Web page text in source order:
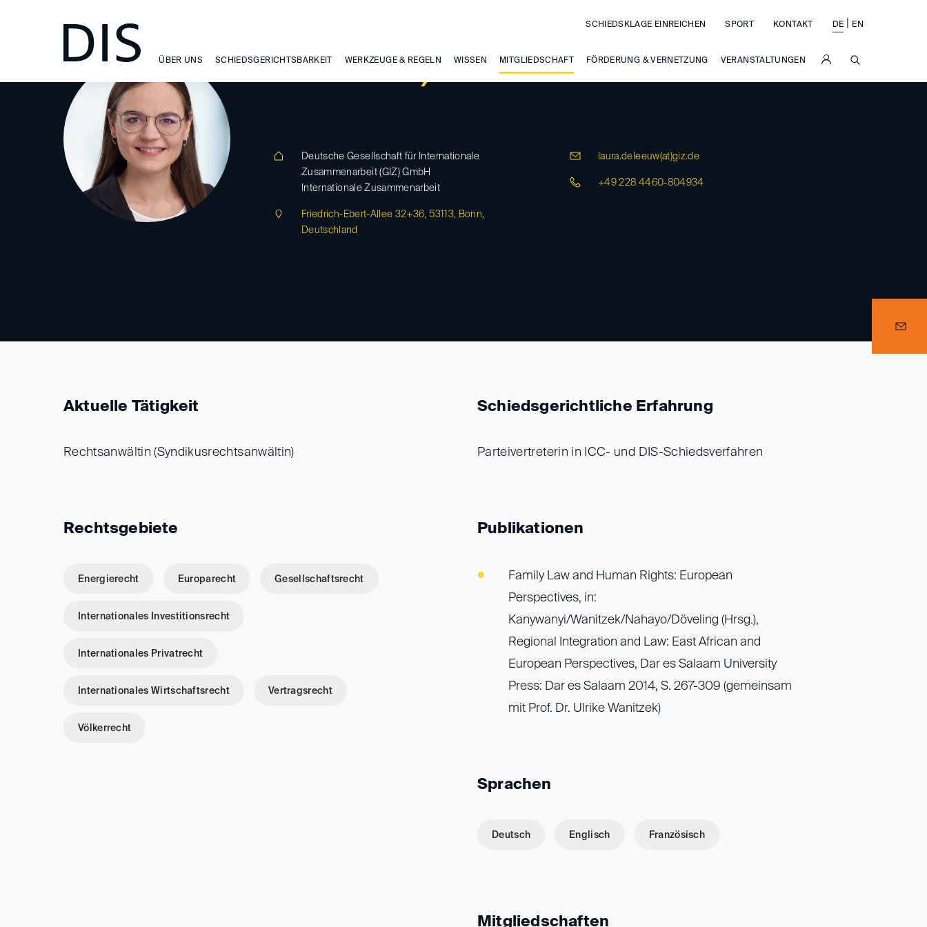
ÜBER UNS SCHIEDSGERICHTSBARKEIT WERKZEUGE & REGELN WISSEN MITGLIEDSCHAFT FÖRDERUNG & VERNETZUNG VERANSTALTUNGEN
SCHIEDSKLAGE EINREICHEN SPORT KONTAKT DE EN
de Leeuw, Laura
Deutsche Gesellschaft für Internationale
Zusammenarbeit (GIZ) GmbH
Internationale Zusammenarbeit
Friedrich-Ebert-Allee 32+36, 53113, Bonn,
Deutschland
laura.deleeuw(at)giz.de
+49 228 4460-804934
Aktuelle Tätigkeit
Rechtsanwältin (Syndikusrechtsanwältin)
Rechtsgebiete
Energierecht Europarecht Gesellschaftsrecht
Internationales Investitionsrecht
Internationales Privatrecht
Internationales Wirtschaftsrecht Vertragsrecht
Völkerrecht
Schiedsgerichtliche Erfahrung
Parteivertreterin in ICC- und DIS-Schiedsverfahren
Publikationen
Family Law and Human Rights: European
Perspectives, in:
Kanywanyi/Wanitzek/Nahayo/Döveling (Hrsg.),
Regional Integration and Law: East African and
European Perspectives, Dar es Salaam University
Press: Dar es Salaam 2014, S. 267-309 (gemeinsam
mit Prof. Dr. Ulrike Wanitzek)
Sprachen
Deutsch Englisch Französisch
Mitgliedschaften